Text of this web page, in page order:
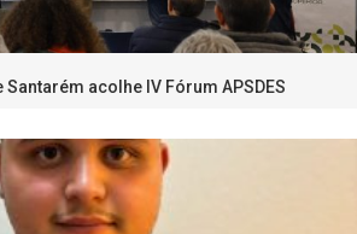
acolhe IV Fórum APSDES